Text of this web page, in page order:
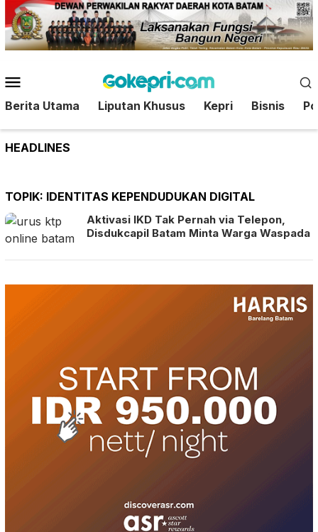
Loncat
ke
konten
Mobile
Berita Utama Liputan Khusus Kepri Bisnis
HEADLINES
TOPIK: IDENTITAS KEPENDUDUKAN DIGITAL
Aktivasi IKD Tak Pernah via Telepon,
Disdukcapil Batam Minta Warga Waspada